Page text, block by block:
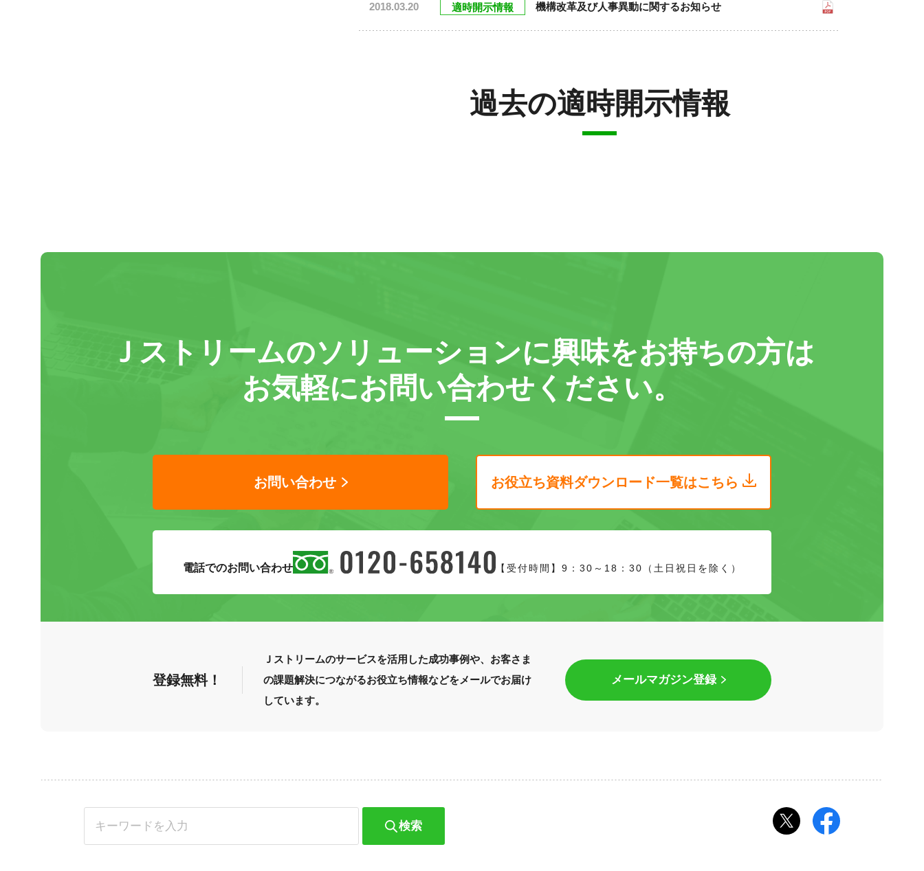
2018.03.20 適時開示情報 機構改革及び人事異動に関するお知らせ
過去の適時開示情報
Ｊストリームのソリューションに興味をお持ちの方は
お気軽にお問い合わせください。
お問い合わせ お役立ち資料ダウンロード一覧はこちら
電話でのお問い合わせ 【受付時間】9：30～18：30（土日祝日を除く）
登録無料！
Ｊストリームのサービスを活用した成功事例や、お客さま
の課題解決につながるお役立ち情報などをメールでお届け
しています。
メールマガジン登録
検索